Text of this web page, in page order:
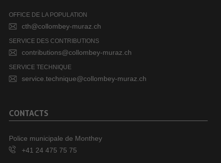
OFFICE DE LA POPULATION
cth@collombey-muraz.ch
SERVICE DES CONTRIBUTIONS
contributions@collombey-muraz.ch
SERVICE TECHNIQUE
service.technique@collombey-muraz.ch
CONTACTS
Police municipale de Monthey
+41 24 475 75 75